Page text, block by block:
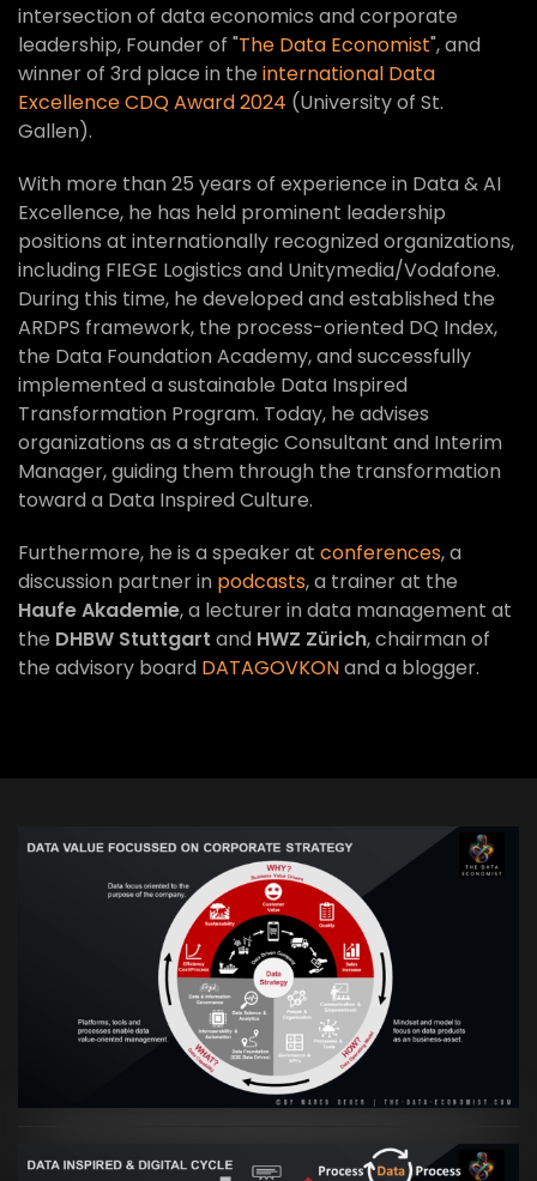
intersection of data economics and corporate
leadership, Founder of "The Data Economist", and
winner of 3rd place in the international Data
Excellence CDQ Award 2024 (University of St.
Gallen).
With more than 25 years of experience in Data & AI
Excellence, he has held prominent leadership
positions at internationally recognized organizations,
including FIEGE Logistics and Unitymedia/Vodafone.
During this time, he developed and established the
ARDPS framework, the process-oriented DQ Index,
the Data Foundation Academy, and successfully
implemented a sustainable Data Inspired
Transformation Program. Today, he advises
organizations as a strategic Consultant and Interim
Manager, guiding them through the transformation
toward a Data Inspired Culture.
Furthermore, he is a speaker at conferences, a
discussion partner in podcasts, a trainer at the
Haufe Akademie, a lecturer in data management at
the DHBW Stuttgart and HWZ Zürich, chairman of
the advisory board DATAGOVKONand a blogger.
VIEW